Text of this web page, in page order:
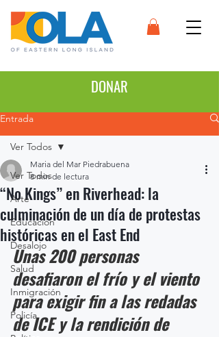
DONAR
Entrada
Ver Todos
Arte
Educación
Desalojo
Salud
Inmigración
Policía
Ver Todos
“No Kings” en Riverhead: la
culminación de un día de protestas
históricas en el East End
Maria del Mar Piedrabuena
8 min de lectura
Unas 200 personas
desafiaron el frío y el viento
para exigir fin a las redadas
de ICE y la rendición de